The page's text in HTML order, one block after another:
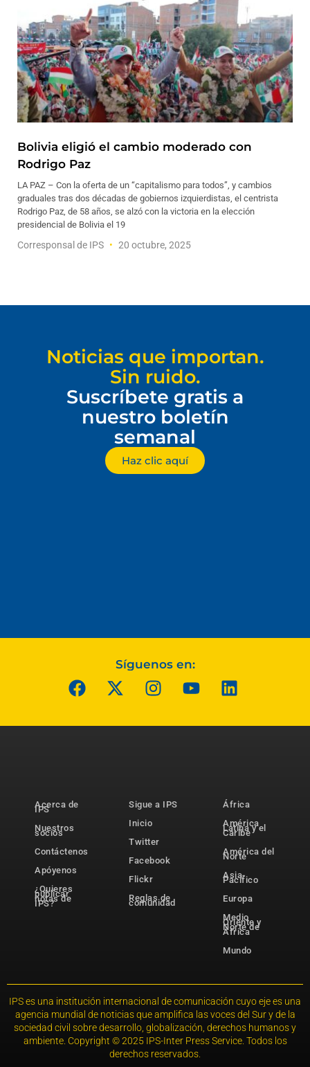
Bolivia eligió el cambio moderado con
Rodrigo Paz
LA PAZ – Con la oferta de un “capitalismo para todos”, y cambios
graduales tras dos décadas de gobiernos izquierdistas, el centrista
Rodrigo Paz, de 58 años, se alzó con la victoria en la elección
presidencial de Bolivia el 19
Corresponsal de IPS 20 octubre, 2025
Noticias que importan.
Sin ruido.
Suscríbete gratis a
nuestro boletín
semanal
Haz clic aquí
Síguenos en:
Acerca de
IPS
Nuestros
socios
Contáctenos
Apóyenos
¿Quieres
publicar
notas de
IPS?
Sigue a IPS
Inicio
Twitter
Facebook
Flickr
Reglas de
comunidad
África
América
Latina y el
Caribe
América del
Norte
Asia-
Pacífico
Europa
Medio
Oriente y
Norte de
África
Mundo
IPS es una institución internacional de comunicación cuyo eje es una
agencia mundial de noticias que amplifica las voces del Sur y de la
sociedad civil sobre desarrollo, globalización, derechos humanos y
ambiente. Copyright © 2025 IPS-Inter Press Service. Todos los
derechos reservados.